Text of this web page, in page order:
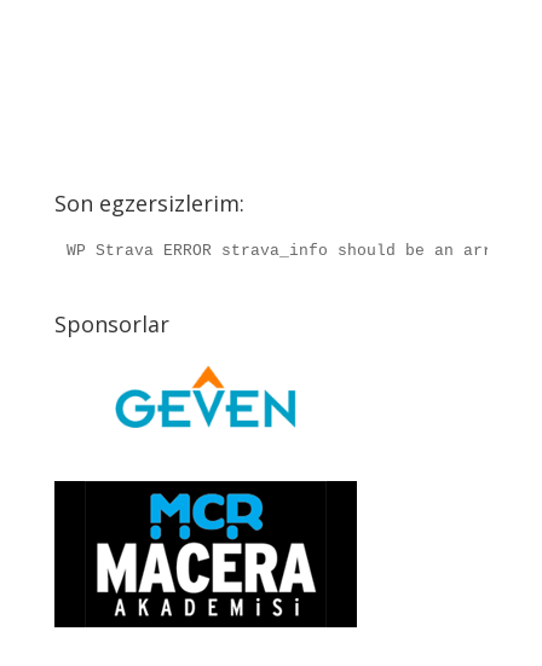
Son egzersizlerim:
WP Strava ERROR strava_info should be an
Sponsorlar